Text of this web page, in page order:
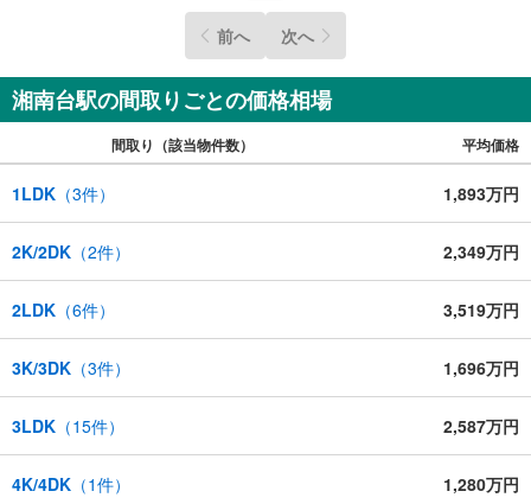
前へ 次へ
湘南台駅の間取りごとの価格相場
間取り（該当物件数） 平均価格
1LDK （3件） 1,893万円
2K/2DK （2件） 2,349万円
2LDK （6件） 3,519万円
3K/3DK （3件） 1,696万円
3LDK （15件） 2,587万円
4K/4DK （1件） 1,280万円